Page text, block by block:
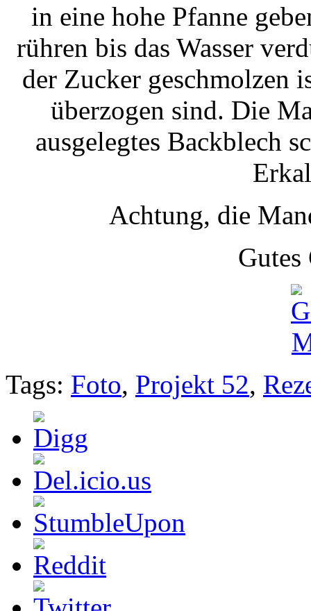
in eine hohe Pfanne
rühren bis das Wasser
der Zucker geschmolzen
überzogen sind. Die
ausgelegtes Backblech
Achtung, die
Tags: Foto, Projekt 52,